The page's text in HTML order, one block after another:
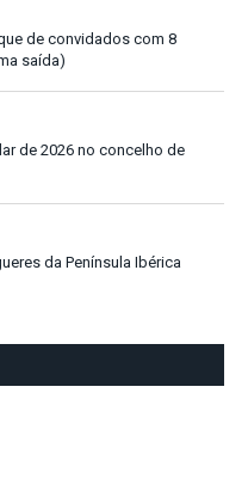
de convidados com 8
saída)
de 2026 no concelho de
da Península Ibérica